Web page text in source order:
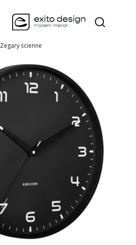
Otwórz
Zegary ścienne